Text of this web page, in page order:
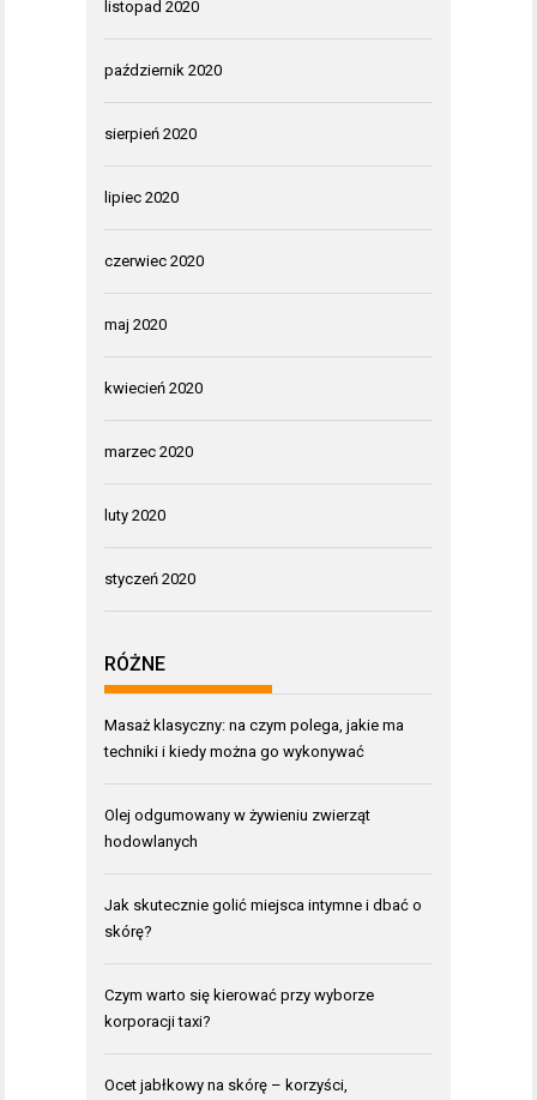
listopad 2020
październik 2020
sierpień 2020
lipiec 2020
czerwiec 2020
maj 2020
kwiecień 2020
marzec 2020
luty 2020
styczeń 2020
RÓŻNE
Masaż klasyczny: na czym polega, jakie ma
techniki i kiedy można go wykonywać
Olej odgumowany w żywieniu zwierząt
hodowlanych
Jak skutecznie golić miejsca intymne i dbać o
skórę?
Czym warto się kierować przy wyborze
korporacji taxi?
Ocet jabłkowy na skórę – korzyści,